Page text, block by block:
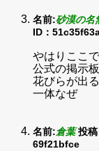
名前:砂漠の名
ID：
やはりここ
公式の掲示
花びらが出
一体なぜ
名前:倉葉 投
69f21bfce